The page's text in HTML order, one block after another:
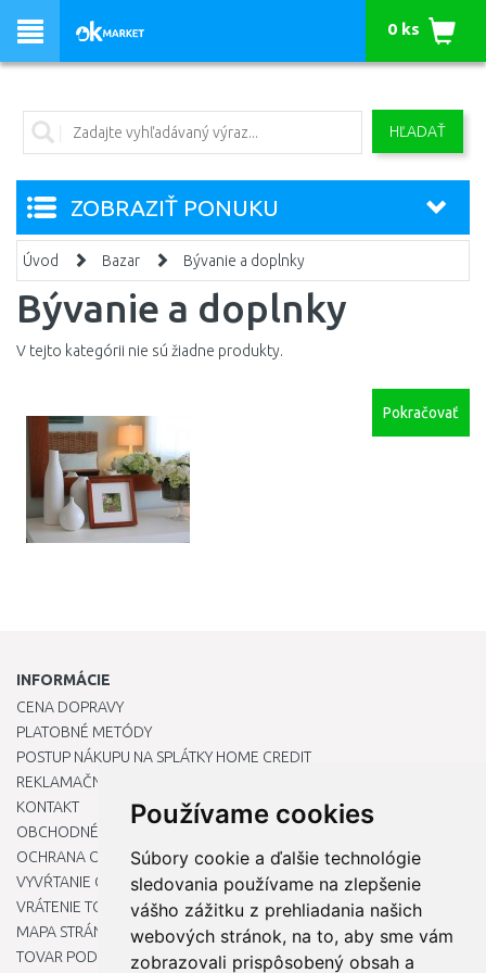
Používame cookies
Súbory cookie a ďalšie technológie
sledovania používame na zlepšenie
vášho zážitku z prehliadania našich
webových stránok, na to, aby sme vám
zobrazovali prispôsobený obsah a
HĽADAŤ
0 ks
ZOBRAZIŤ PONUKU
Úvod Bazar Bývanie a doplnky
Bývanie a doplnky
V tejto kategórii nie sú žiadne produkty.
Pokračovať
INFORMÁCIE
CENA DOPRAVY
PLATOBNÉ METÓDY
POSTUP NÁKUPU NA SPLÁTKY HOME CREDIT
REKLAMAČNÝ PORIADOK
KONTAKT
OBCHODNÉ PODMIENKY
OCHRANA OSOBNÝCH ÚDAJOV
VYVŔTANIE OTVORU DO DREZU PRE KUCHYNSKÚ BATÉRIU
VRÁTENIE TOVARU / REKLAMÁCIE
MAPA STRÁNOK
TOVAR PODĽA ZNAČIEK